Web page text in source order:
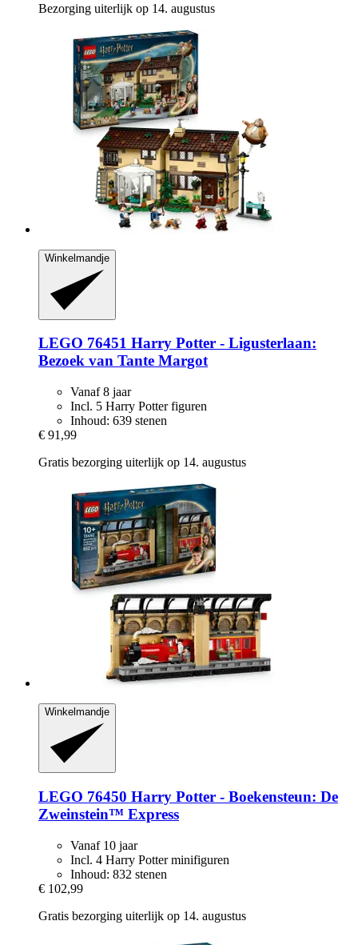
Bezorging uiterlijk op 14. augustus
Winkelmandje
LEGO 76451 Harry Potter -​ Ligusterlaan:
Bezoek van Tante Margot
Vanaf 8 jaar
Incl. 5 Harry Potter figuren
Inhoud: 639 stenen
€ 91,99
Gratis bezorging uiterlijk op 14. augustus
Winkelmandje
LEGO 76450 Harry Potter -​ Boekensteun: De
Zweinstein™ Express
Vanaf 10 jaar
Incl. 4 Harry Potter minifiguren
Inhoud: 832 stenen
€ 102,99
Gratis bezorging uiterlijk op 14. augustus